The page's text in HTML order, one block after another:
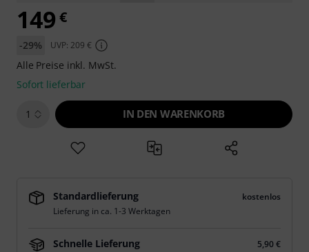
149 €
-29% UVP: 209 €
Alle Preise inkl. MwSt.
Sofort lieferbar
1 IN DEN WARENKORB
Standardlieferung
kostenlos
Lieferung in ca. 1-3 Werktagen
Schnelle Lieferung
5,90 €